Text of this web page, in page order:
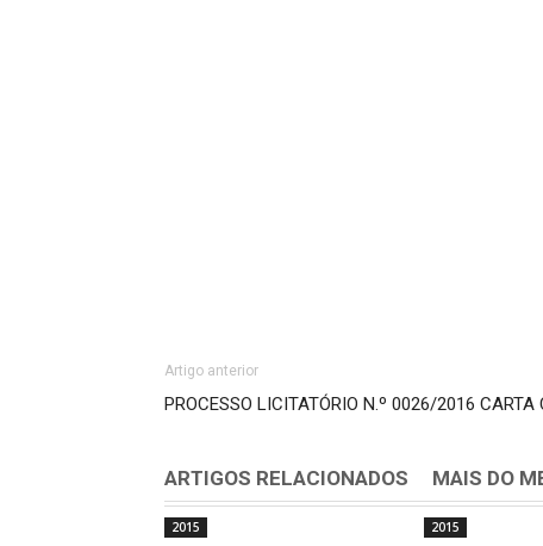
Artigo anterior
PROCESSO LICITATÓRIO N.º 0026/2016
ARTIGOS RELACIONADOS MAIS DO
2015 2015